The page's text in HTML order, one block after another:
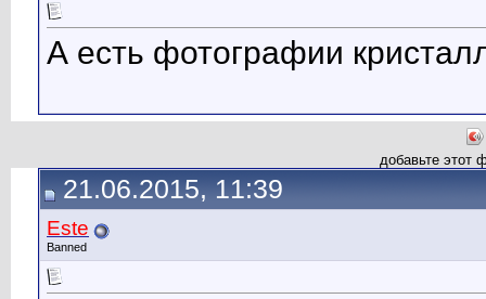
А есть фотографии
добавьте этот
21.06.2015, 11:39
Este
Banned